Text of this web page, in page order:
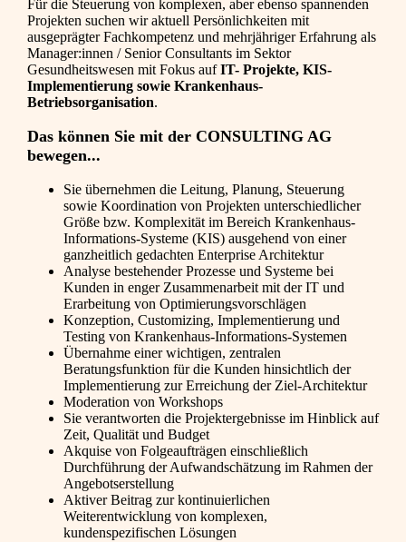
Für die Steuerung von komplexen, aber ebenso spannenden
Projekten suchen wir aktuell Persönlichkeiten mit
ausgeprägter Fachkompetenz und mehrjähriger Erfahrung als
Manager:innen / Senior Consultants im Sektor
Gesundheitswesen mit Fokus aufIT- Projekte, KIS-
Implementierung sowie Krankenhaus-
Betriebsorganisation.
Das können Sie mit der CONSULTING AG
bewegen...
Sie übernehmen die Leitung, Planung, Steuerung
sowie Koordination von Projekten unterschiedlicher
Größe bzw. Komplexität im Bereich Krankenhaus-
Informations-Systeme (KIS) ausgehend von einer
ganzheitlich gedachten Enterprise Architektur
Analyse bestehender Prozesse und Systeme bei
Kunden in enger Zusammenarbeit mit der IT und
Erarbeitung von Optimierungsvorschlägen
Konzeption, Customizing, Implementierung und
Testing von Krankenhaus-Informations-Systemen
Übernahme einer wichtigen, zentralen
Beratungsfunktion für die Kunden hinsichtlich der
Implementierung zur Erreichung der Ziel-Architektur
Moderation von Workshops
Sie verantworten die Projektergebnisse im Hinblick auf
Zeit, Qualität und Budget
Akquise von Folgeaufträgen einschließlich
Durchführung der Aufwandschätzung im Rahmen der
Angebotserstellung
Aktiver Beitrag zur kontinuierlichen
Weiterentwicklung von komplexen,
kundenspezifischen Lösungen